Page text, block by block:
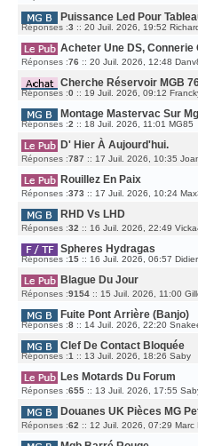
A
G
E
M
E
S
G
N
I
E
M
E
S
S
G
E
Puissance Led Pour
Réponses :3 :: 20 Juil. 2026, 19:52 D
E
N
I
E
E
S
S
G
E
Acheter Une DS, Connerie
Réponses :76 :: 20 Juil. 2026, 12:48 D
E
N
I
E
M
E
S
Cherche Réservoir MGB
Réponses :0 :: 19 Juil. 2026, 09:12 D
E
N
I
E
S
S
Montage Mastervac Sur
Réponses :2 :: 18 Juil. 2026, 11:01 D
E
I
E
S
MG85
D' Hier À Aujourd'hui.
Réponses :787 :: 17 Juil. 2026, 10:35 D
E
E
S
Rouillez En Paix
Réponses :373 :: 17 Juil. 2026, 10:24 D
E
E
S
S
RHD Vs LHD
Réponses :32 :: 16 Juil. 2026, 22:49 D
E
I
E
S
S
G
E
Spheres Hydragas
Réponses :15 :: 16 Juil. 2026, 06:57 D
E
E
E
S
S
G
E
Blague Du Jour
Réponses :9154 :: 15 Juil. 2026, 11:00 D
E
N
I
E
E
S
S
Fuite Pont Arrière (Banjo)
Réponses :8 :: 14 Juil. 2026, 22:20 D
E
N
I
E
M
E
S
S
G
E
Clef De Contact Bloquée
Réponses :1 :: 13 Juil. 2026, 18:26 D
E
N
I
E
E
S
Saby
Les Motards Du Forum
Réponses :655 :: 13 Juil. 2026, 17:55 D
E
N
I
E
Douanes UK Pièces MG
Réponses :62 :: 12 Juil. 2026, 07:29 D
E
Marc